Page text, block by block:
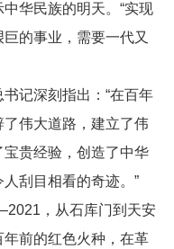
华民族的明天。“实现
的事业，需要一代又
记深刻指出：“在百年
伟大道路，建立了伟
贵经验，创造了中华
刮目相看的奇迹。”
，从石库门到天安
前的红色火种，在革